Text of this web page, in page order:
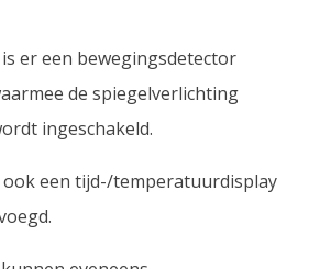
er een bewegingsdetector
de spiegelverlichting
ingeschakeld.
een tijd-/temperatuurdisplay